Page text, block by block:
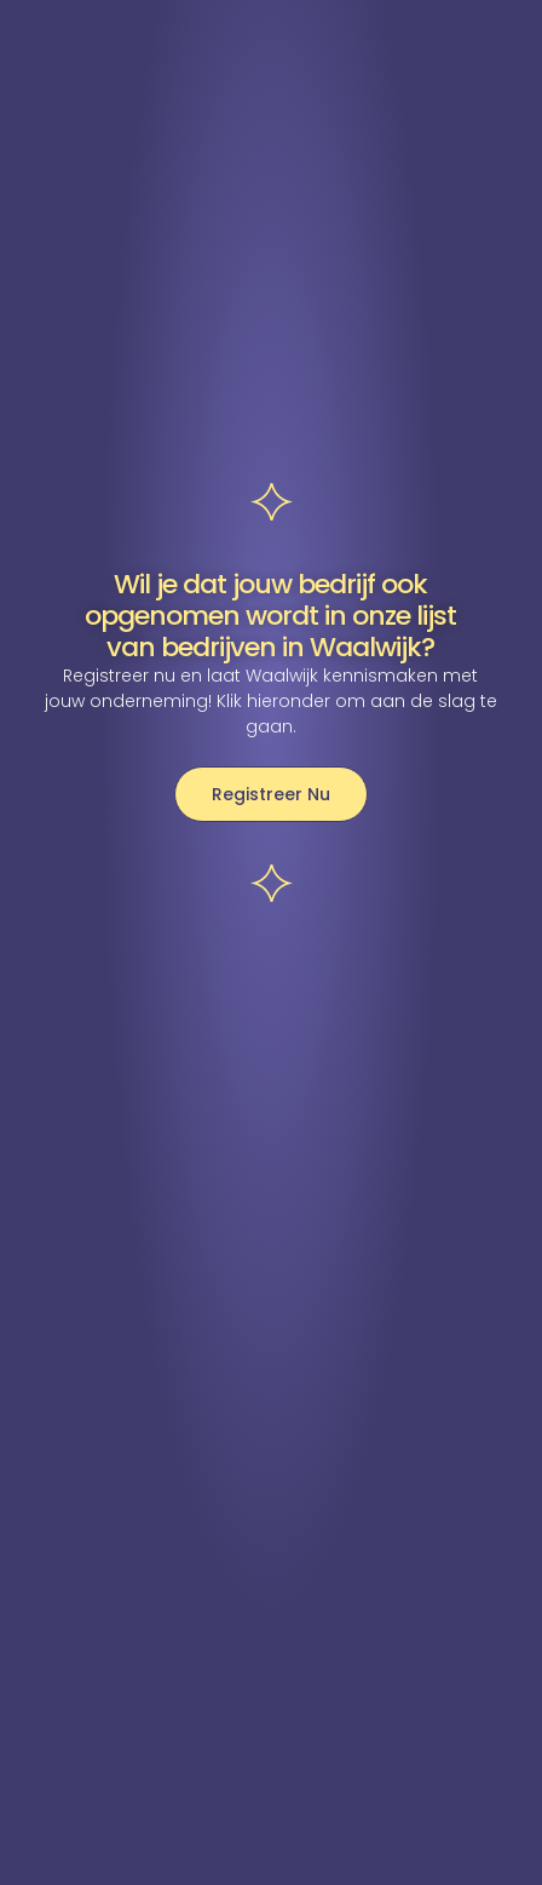
Wil je dat jouw bedrijf ook
opgenomen wordt in onze lijst
van bedrijven in Waalwijk?
Registreer nu en laat Waalwijk kennismaken met
jouw onderneming! Klik hieronder om aan de slag te
gaan.
Registreer Nu